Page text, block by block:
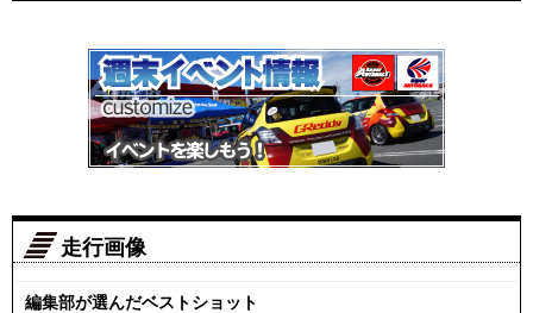
走行画像
編集部が選んだベストショット